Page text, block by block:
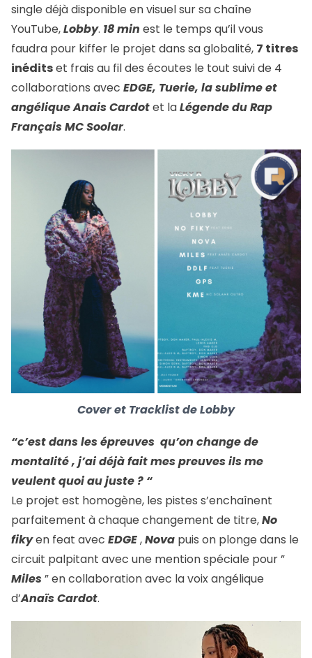
single déjà disponible en visuel sur sa chaîne
YouTube,Lobby. 18 min est le temps qu’il vous
faudra pour kiffer le projet dans sa globalité, 7 titres
inéditset frais au fil des écoutes le tout suivi de 4
collaborations avec EDGE, Tuerie, la sublime et
angélique Anais Cardotet laLégende du Rap
Français MC Soolar.
Cover et Tracklist de Lobby
“c’est dans les épreuves qu’on change de
mentalité , j’ai déjà fait mes preuves ils me
veulent quoi au juste ? “
Le projet est homogène, les pistes s’enchaînent
parfaitement à chaque changement de titre,No
fikyen feat avec EDGE,Nova puis on plonge dans le
circuit palpitant avec une mention spéciale pour ”
Miles” en collaboration avec la voix angélique
d’Anaïs Cardot.